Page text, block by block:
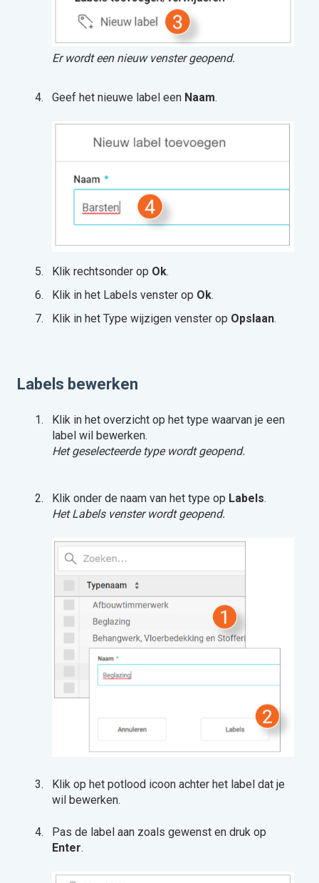
Er wordt een nieuw venster geopend.
Geef het nieuwe label een Naam.
Klik rechtsonder op Ok.
Klik in het Labels venster op Ok.
Klik in het Type wijzigen venster op Opslaan.
Labels bewerken
Klik in het overzicht op het type waarvan je een
label wil bewerken.
Het geselecteerde type wordt geopend.
Klik onder de naam van het type op Labels.
Het Labels venster wordt geopend.
Klik op het potlood icoon achter het label dat je
wil bewerken.
Pas de label aan zoals gewenst en druk op
Enter.